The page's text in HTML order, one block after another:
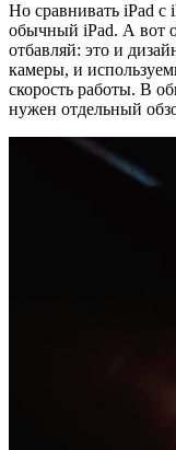
Но сравнивать iPad c
обычный iPad. А вот
отбавляй: это и
камеры, и
скорость работы. В
нужен отдельный